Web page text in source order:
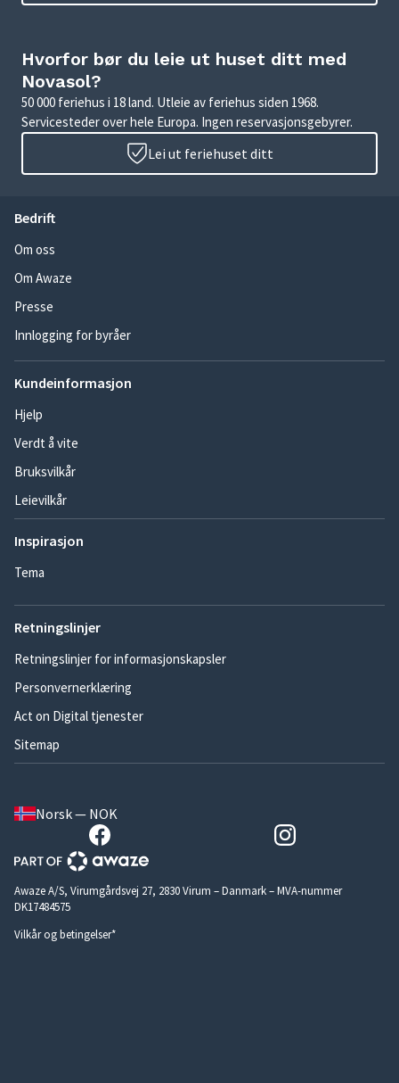
Hvorfor bør du leie ut huset ditt med
Novasol?
50 000 feriehus i 18 land. Utleie av feriehus siden 1968.
Servicesteder over hele Europa. Ingen reservasjonsgebyrer.
Lei ut feriehuset ditt
Bedrift
Om oss
Om Awaze
Presse
Innlogging for byråer
Kundeinformasjon
Hjelp
Verdt å vite
Bruksvilkår
Leievilkår
Inspirasjon
Tema
Retningslinjer
Retningslinjer for informasjonskapsler
Personvernerklæring
Act on Digital tjenester
Sitemap
Norsk — NOK
Awaze A/S, Virumgårdsvej 27, 2830 Virum – Danmark – MVA-nummer
DK17484575
Vilkår og betingelser*